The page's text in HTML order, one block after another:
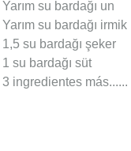
Yarım su bardağı un
Yarım su bardağı irmik
1,5 su bardağı şeker
1 su bardağı süt
3 ingredientes más......